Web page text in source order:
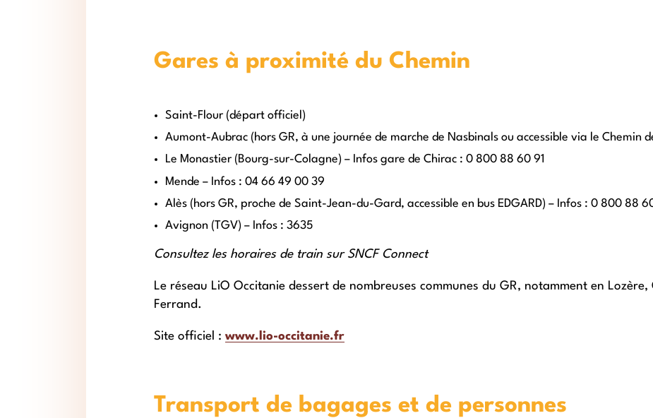
Gares à proximité du Chemin
Saint-Flour (départ officiel)
Aumont-Aubrac (hors GR, à une journée de marche de Nasbinals ou accessible via le Chemin
Le Monastier (Bourg-sur-Colagne) – Infos gare de Chirac : 0 800 88 60 91
Mende – Infos : 04 66 49 00 39
Alès (hors GR, proche de Saint-Jean-du-Gard, accessible en bus EDGARD) – Infos : 0 800 88
Avignon (TGV) – Infos : 3635
Consultez les horaires de train sur SNCF Connect
Le réseau LiO Occitanie dessert de nombreuses communes du GR, notamment en
Ferrand.
Site officiel : www.lio-occitanie.fr
Transport de bagages et de personnes